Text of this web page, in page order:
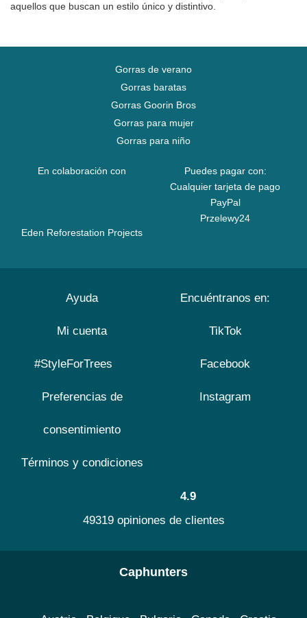
aquellos que buscan un estilo único y distintivo.
Gorras de verano
Gorras baratas
Gorras Goorin Bros
Gorras para mujer
Gorras para niño
En colaboración con
Eden Reforestation Projects
Puedes pagar con:
Cualquier tarjeta de pago
PayPal
Przelewy24
Ayuda
Mi cuenta
#StyleForTrees
Preferencias de
consentimiento
Términos y condiciones
Encuéntranos en:
TikTok
Facebook
Instagram
4.9
49319 opiniones de clientes
Caphunters